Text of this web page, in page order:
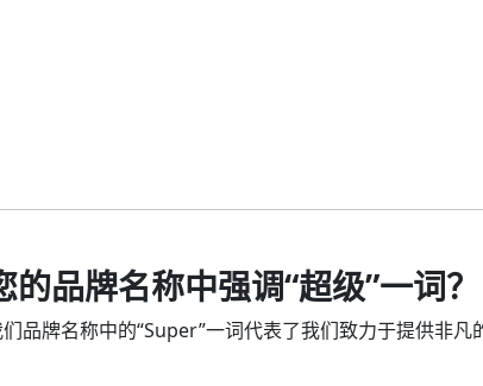
页
面
上
品牌名称中强调“超级”一词？
品牌名称中的“Super”一词代表了我们致力于提供非